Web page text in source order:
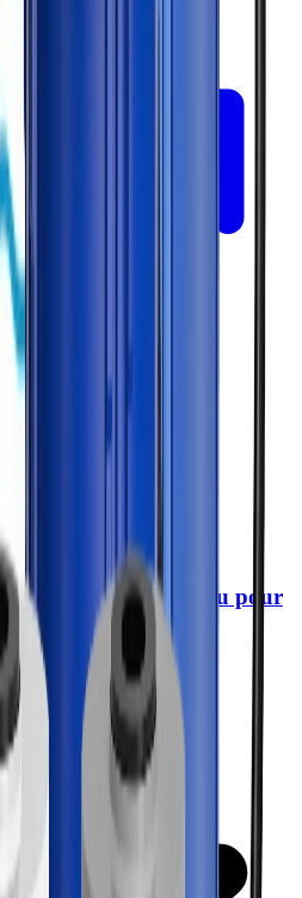
de filtration d’eau pour